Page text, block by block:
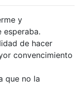
y
esperaba.
de hacer
convencimiento
que no la